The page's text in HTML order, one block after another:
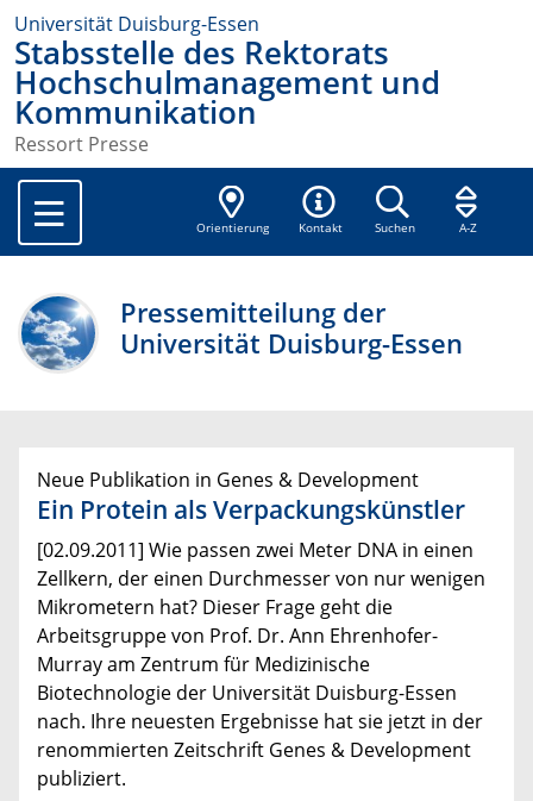
Universität Duisburg-Essen
Stabsstelle des Rektorats
Hochschulmanagement und
Kommunikation
Ressort Presse
Orientierung Kontakt Suchen A-Z
Pressemitteilung der
Universität Duisburg-Essen
Neue Publikation in Genes & Development
Ein Protein als Verpackungskünstler
[02.09.2011] Wie passen zwei Meter DNA in einen
Zellkern, der einen Durchmesser von nur wenigen
Mikrometern hat? Dieser Frage geht die
Arbeitsgruppe von Prof. Dr. Ann Ehrenhofer-
Murray am Zentrum für Medizinische
Biotechnologie der Universität Duisburg-Essen
nach. Ihre neuesten Ergebnisse hat sie jetzt in der
renommierten Zeitschrift Genes & Development
publiziert.